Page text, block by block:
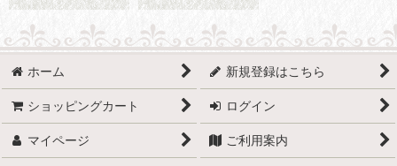
ホーム 新規登録はこちら
ショッピングカート ログイン
マイページ ご利用案内